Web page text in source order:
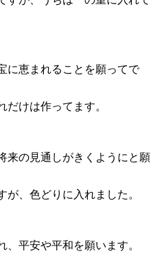
に恵まれることを願ってで
だけは作ってます。
来の見通しがきくようにと願
、色どりに入れました。
平安や平和を願います。